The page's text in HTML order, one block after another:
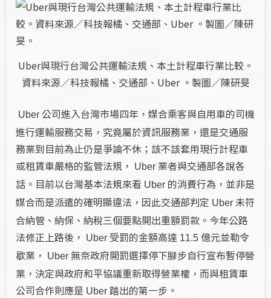
Uber與現行台灣公共運輸法規、本土計程車行業比較。
資料來源／科技報橘、交通部、Uber 。製圖／陳研旻
Uber公司進入台灣市場四年，媒合乘客與自用車的司機
進行運輸服務交易，究竟屬於資訊服務業，還是交通服
務業到目前為止仍是爭論不休；該不該套用現行計程車
或租賃車嚴格的監管法規，
Uber 業者與交通部各說各
話。目前以台灣基本法規來看 Uber 的消費行為，並非是
媒合而是派遣的確明顯違法，因此交通部判定 Uber 未符
合納管、納保、納稅三個要點開出重額罰款。今年公路
法修正上路後，
Uber 受罰的金額高達 11.5 億元並勒令
歇業，
Uber 無奈政府開罰選擇停下腳步自行宣布暫停營
業，決定與政府和平協議重新取得營業權，而與租賃車
公司合作則應是 Uber 踏出的第一步。